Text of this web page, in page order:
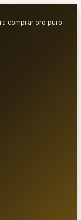
comprar oro puro.